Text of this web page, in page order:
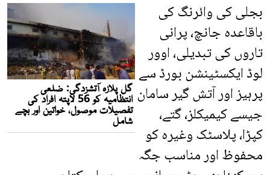
بجلی کی وائرنگ کی
باقاعدہ جانچ، پرانی
تاروں کی تبدیلی، اوور
لوڈ ایکسٹینشن بورڈ سے
پرہیز اور آتش گیر سامان
جیسے کیمیکلز، گتے،
کپڑا، پلاسٹک وغیرہ کو
محفوظ اور مناسب جگہ